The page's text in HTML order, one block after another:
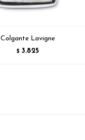
Colgante Lavigne
$ 3.825